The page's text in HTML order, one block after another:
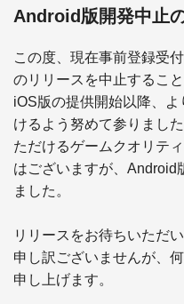
Android版開発中止
この度、現在事前登録受
のリリースを中止すること
iOS版の提供開始以降、
けるよう努めて参りまし
ただけるゲームクオリテ
はございますが、Android
ました。
リリースをお待ちいただ
申し訳ございませんが、
申し上げます。